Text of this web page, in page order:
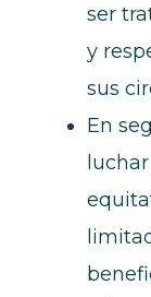
ser
y
sus
En